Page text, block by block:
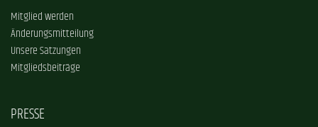
Mitglied werden
Änderungsmitteilung
Unsere Satzungen
Mitgliedsbeiträge
PRESSE